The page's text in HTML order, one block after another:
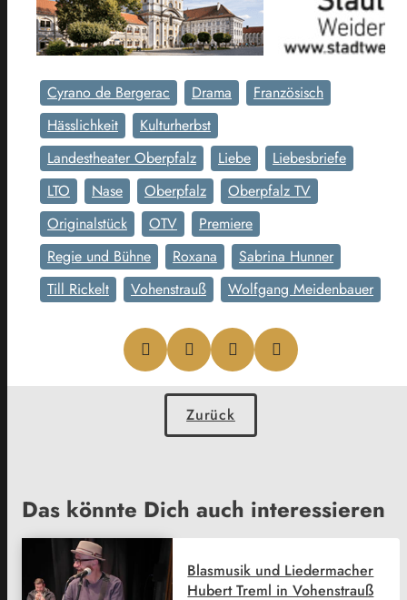
Cyrano de Bergerac Drama
Französisch
Hässlichkeit
Kulturherbst
Landestheater Oberpfalz
Liebe
Liebesbriefe
LTO
Nase Oberpfalz
Oberpfalz TV
Originalstück
OTV
Premiere
Regie und Bühne
Roxana
Sabrina Hunner
Till Rickelt
Vohenstrauß Wolfgang Meidenbauer
Zurück
Das könnte Dich auch interessieren
Blasmusik und Liedermacher
Hubert Treml in Vohenstrauß